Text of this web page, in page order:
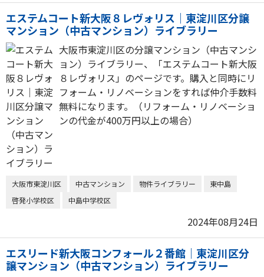
エステムコート新大阪８レヴォリス｜東淀川区分譲
マンション（中古マンション）ライブラリー
大阪市東淀川区の分譲マンション（中古マンシ
ョン）ライブラリー、「エステムコート新大阪
８レヴォリス」のページです。購入と同時にリ
フォーム・リノベーションをすれば仲介手数料
無料になります。（リフォーム・リノベーショ
ンの代金が400万円以上の場合）
大阪市東淀川区 中古マンション 物件ライブラリー
東中島
啓発小学校区
中島中学校区
2024年08月24日
エスリード新大阪コンフォール２番館｜東淀川区分
譲マンション（中古マンション）ライブラリー